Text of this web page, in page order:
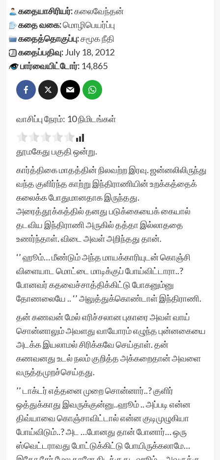
கதையாசிரியர்:கலைவேந்தன்
கதை வகை:மொழிபெயர்ப்பு
கதைத்தொகுப்பு:சமூக நீதி
கதைப்பதிவு:July 18, 2012
பார்வையிட்டோர்:14,865
வாசிப்பு நேரம்: 10நிமிடங்கள்
தூமகேது பகுதி ஒன்று.
கார்த்திகை மாதத்தின் நிலவற்ற இரவு. ஜன்னலிலிருந்து
வந்த குளிர்ந்த காற்று இந்திராணியின் உறக்கத்தைக்
கலைக்க போதுமானதாக இருந்தது.
அரைத்தூக்கத்தில் தனது படுக்கையைக் கையால்
தடவிய இந்திராணி அருகில் தத்தா இல்லாததை
உணர்ந்தாள். விடை அவள் அறிந்தது தான்.
‘’ ஹூம்… மீண்டும் அந்த மாயக்காரியுடன் கொஞ்சி
விளையாட மொட்டை மாடிக்குப் போய்விட்டாரா..?
போனவர் கதவைச்சாத்திக்கிட்டு போகனும்னு
தோணலையே .. ‘’ அலுத்துக்கொண்டாள் இந்திராணி.
தன் கணவன் மேல் எரிச்சலான புகாரை அவள் வாய்
சொன்னாலும் அவளது வாயோரம் எழுந்த புன்னகையை
அடக்க இயலாமல் சிரிக்கவே செய்தாள். தன்
கணவனது உடல் நலம் குறித்த அக்கறைதான் அவளை
வருத்தமுறச்செய்தது.
’’ டாக்டர் எத்தனை முறை சொன்னார்..? குளிர்
ஒத்துக்காது இவருக்குன்னு..ஹூம் .. அப்படி என்ன
திவ்யாவை கொஞ்சாவிட்டால் என்ன குடிமுழுகியா
போய்விடும்..? அட …போனது தான் போனார்… ஒரு
ஸ்வெட்டராவது போட்டுக்கிட்டு போயிருக்கலாமே…